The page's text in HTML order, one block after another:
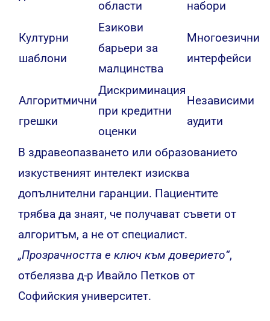
области
набори
Културни
шаблони
Езикови
барьери за
малцинства
Многоезични
интерфейси
Алгоритмични
грешки
Дискриминация
при кредитни
оценки
Независими
аудити
В здравеопазването или образованието
изкуственият интелект изисква
допълнителни гаранции. Пациентите
трябва да знаят, че получават съвети от
алгоритъм, а не от специалист.
„Прозрачността е ключ към доверието“,
отбелязва д-р Ивайло Петков от
Софийския университет.